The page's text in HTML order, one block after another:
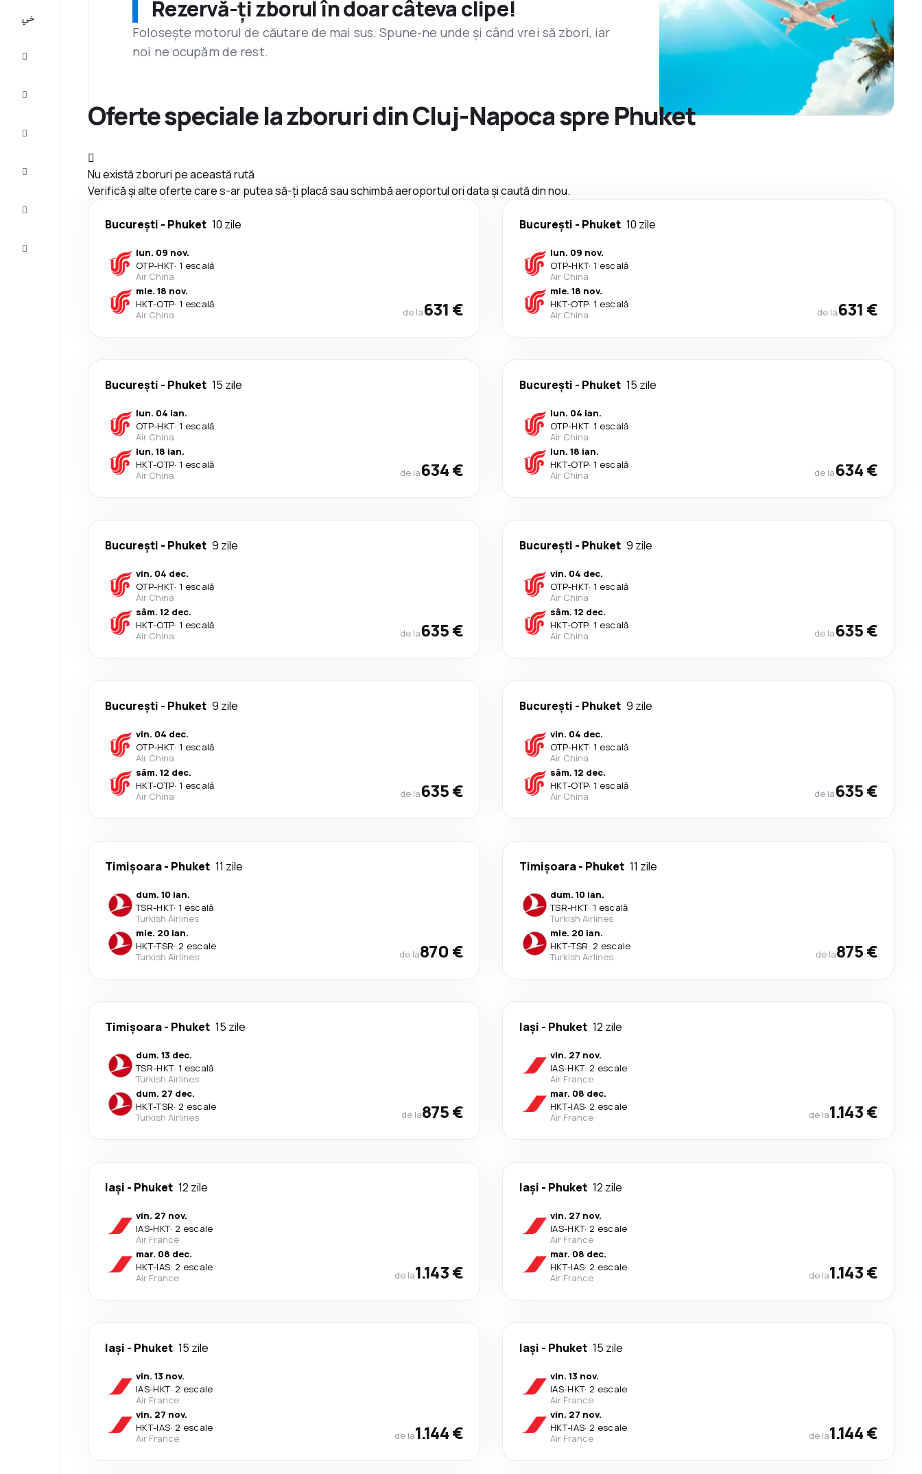
Rezervă-ți zborul în doar câteva clipe!
Folosește motorul de căutare de mai sus. Spune-ne unde și când vrei să zbori, iar
noi ne ocupăm de rest.
Oferte speciale la zboruri din Cluj-Napoca spre Phuket
Nu există zboruri pe această rută
Verifică și alte oferte care s-ar putea să-ți placă sau schimbă aeroportul ori data și caută din nou.
București - Phuket 10 zile
lun. 09 nov.
OTP-HKT· 1 escală
Air China
mie. 18 nov.
HKT-OTP· 1 escală
Air China
de la631 €
București - Phuket 10 zile
lun. 09 nov.
OTP-HKT· 1 escală
Air China
mie. 18 nov.
HKT-OTP· 1 escală
Air China
de la631 €
București - Phuket 15 zile
lun. 04 ian.
OTP-HKT· 1 escală
Air China
lun. 18 ian.
HKT-OTP· 1 escală
Air China
de la634 €
București - Phuket 15 zile
lun. 04 ian.
OTP-HKT· 1 escală
Air China
lun. 18 ian.
HKT-OTP· 1 escală
Air China
de la634 €
București - Phuket 9 zile
vin. 04 dec.
OTP-HKT· 1 escală
Air China
sâm. 12 dec.
HKT-OTP· 1 escală
Air China
de la635 €
București - Phuket 9 zile
vin. 04 dec.
OTP-HKT· 1 escală
Air China
sâm. 12 dec.
HKT-OTP· 1 escală
Air China
de la635 €
București - Phuket 9 zile
vin. 04 dec.
OTP-HKT· 1 escală
Air China
sâm. 12 dec.
HKT-OTP· 1 escală
Air China
de la635 €
București - Phuket 9 zile
vin. 04 dec.
OTP-HKT· 1 escală
Air China
sâm. 12 dec.
HKT-OTP· 1 escală
Air China
de la635 €
Timișoara- Phuket 11 zile
dum. 10 ian.
TSR-HKT· 1 escală
Turkish Airlines
mie. 20 ian.
HKT-TSR· 2 escale
Turkish Airlines
de la870 €
Timișoara- Phuket 11 zile
dum. 10 ian.
TSR-HKT· 1 escală
Turkish Airlines
mie. 20 ian.
HKT-TSR· 2 escale
Turkish Airlines
de la875 €
Timișoara- Phuket 15 zile
dum. 13 dec.
TSR-HKT· 1 escală
Turkish Airlines
dum. 27 dec.
HKT-TSR· 2 escale
Turkish Airlines
de la875 €
Iași - Phuket 12 zile
vin. 27 nov.
IAS-HKT· 2 escale
Air France
mar. 08 dec.
HKT-IAS· 2 escale
Air France
de la1.143 €
Iași - Phuket 12 zile
vin. 27 nov.
IAS-HKT· 2 escale
Air France
mar. 08 dec.
HKT-IAS· 2 escale
Air France
de la1.143 €
Iași - Phuket 12 zile
vin. 27 nov.
IAS-HKT· 2 escale
Air France
mar. 08 dec.
HKT-IAS· 2 escale
Air France
de la1.143 €
Iași - Phuket 15 zile
vin. 13 nov.
IAS-HKT· 2 escale
Air France
vin. 27 nov.
HKT-IAS· 2 escale
Air France
de la1.144 €
Iași - Phuket 15 zile
vin. 13 nov.
IAS-HKT· 2 escale
Air France
vin. 27 nov.
HKT-IAS· 2 escale
Air France
de la1.144 €